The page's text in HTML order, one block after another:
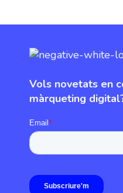
Vols novetats en
màrqueting